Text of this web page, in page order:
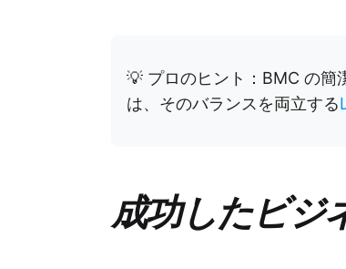
💡 プロのヒント：BMC の簡
は、そのバランスを両立する
成功したビジ